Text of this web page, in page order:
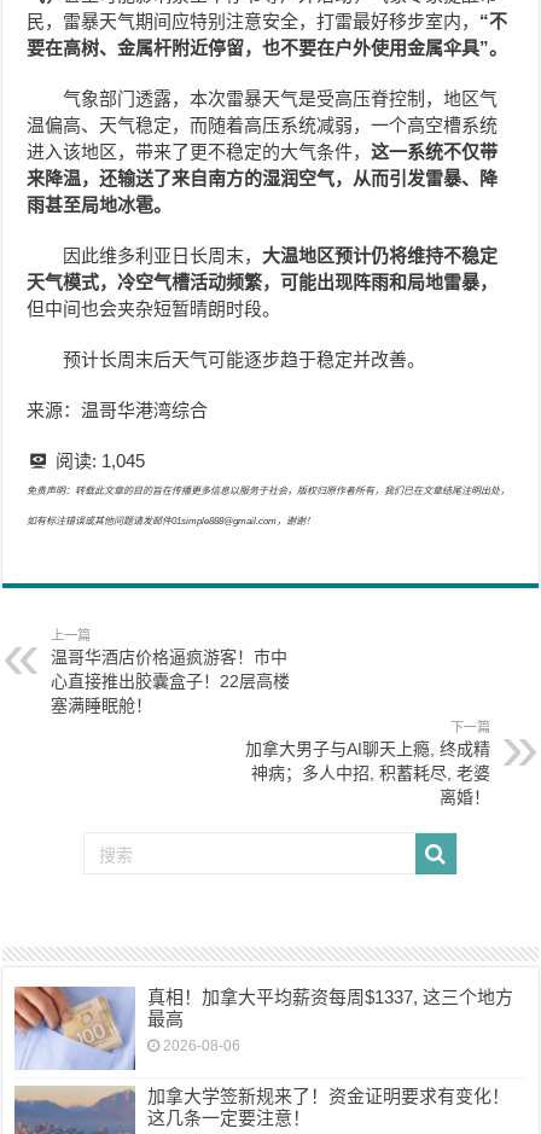
民，雷暴天气期间应特别注意安全，打雷最好移步室内， “不
要在高树、金属杆附近停留，也不要在户外使用金属伞具”。
气象部门透露，本次雷暴天气是受高压脊控制，地区气
温偏高、天气稳定，而随着高压系统减弱，一个高空槽系统
进入该地区，带来了更不稳定的大气条件，这一系统不仅带
来降温，还输送了来自南方的湿润空气，从而引发雷暴、降
雨甚至局地冰雹。
因此维多利亚日长周末， 大温地区预计仍将维持不稳定
天气模式，冷空气槽活动频繁，可能出现阵雨和局地雷暴，
但中间也会夹杂短暂晴朗时段。
预计长周末后天气可能逐步趋于稳定并改善。
来源：温哥华港湾综合
阅读: 1,045
免责声明：转载此文章的目的旨在传播更多信息以服务于社会，版权归原作者所有，我们已在文章结尾注明出处，
如有标注错误或其他问题请发邮件01simple888@gmail.com，谢谢！
上一篇
温哥华酒店价格逼疯游客！市中
心直接推出胶囊盒子！22层高楼
塞满睡眠舱！
下一篇
加拿大男子与AI聊天上瘾, 终成精
神病；多人中招, 积蓄耗尽, 老婆
离婚！
真相！加拿大平均薪资每周$1337, 这三个地方
最高
2026-08-06
加拿大学签新规来了！资金证明要求有变化！
这几条一定要注意！